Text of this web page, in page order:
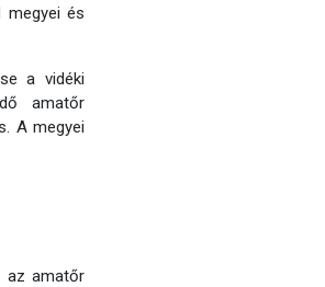
megyei és
a vidéki
amatőr
A megyei
az amatőr